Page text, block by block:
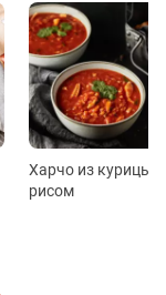
Харчо из курицы с
рисом